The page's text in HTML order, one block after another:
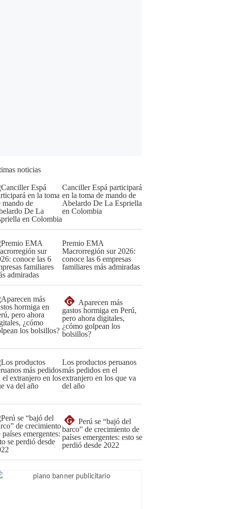
noticias
Canciller Espá participará
en la toma de mando de
Abelardo De La Espriella
en Colombia
Premio EMA
Macrorregión sur 2026:
conoce las 6 empresas
familiares más admiradas
G
Aparecen más
gastos hormiga en Perú,
pero ahora digitales,
¿cómo golpean los
bolsillos?
Los productos peruanos
más pedidos en el
extranjero en los que va
del año
G
Perú se “bajó del
barco” de crecimiento de
países emergentes: esto se
perdió desde 2022